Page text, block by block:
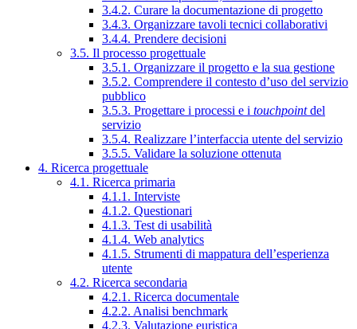
3.4.2. Curare la documentazione di progetto
3.4.3. Organizzare tavoli tecnici collaborativi
3.4.4. Prendere decisioni
3.5. Il processo progettuale
3.5.1. Organizzare il progetto e la sua gestione
3.5.2. Comprendere il contesto d’uso del servizio
pubblico
3.5.3. Progettare i processi e i touchpointdel
servizio
3.5.4. Realizzare l’interfaccia utente del servizio
3.5.5. Validare la soluzione ottenuta
4. Ricerca progettuale
4.1. Ricerca primaria
4.1.1. Interviste
4.1.2. Questionari
4.1.3. Test di usabilità
4.1.4. Web analytics
4.1.5. Strumenti di mappatura dell’esperienza
utente
4.2. Ricerca secondaria
4.2.1. Ricerca documentale
4.2.2. Analisi benchmark
4.2.3. Valutazione euristica